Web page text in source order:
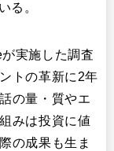
る。​
実施した調査
トの革新に2年
の量・質やエ
みは投資に値
の成果も生ま